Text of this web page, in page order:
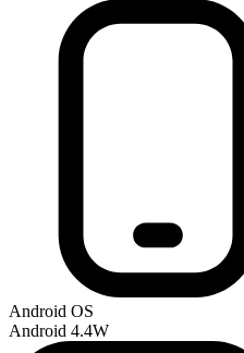
Android OS
Android 4.4W